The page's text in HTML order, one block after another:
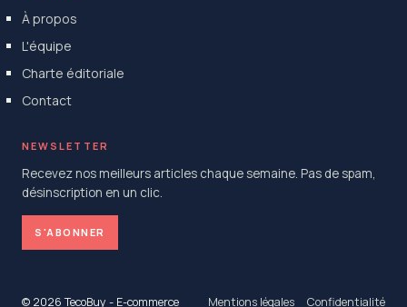
À propos
L'équipe
Charte éditoriale
Contact
NEWSLETTER
Recevez nos meilleurs articles chaque semaine. Pas de spam,
désinscription en un clic.
S'ABONNER
© 2026 TecoBuy - E-commerce Mentions légales Confidentialité